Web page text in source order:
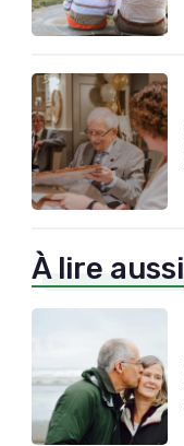
À lire aussi